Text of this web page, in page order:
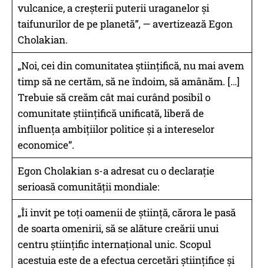
vulcanice, a creșterii puterii uraganelor și
taifunurilor de pe planetă”, — avertizează Egon
Cholakian.
„Noi, cei din comunitatea științifică, nu mai avem
timp să ne certăm, să ne îndoim, să amânăm. […]
Trebuie să creăm cât mai curând posibil o
comunitate științifică unificată, liberă de
influența ambițiilor politice și a intereselor
economice”.
Egon Cholakian s-a adresat cu o declarație
serioasă comunității mondiale:
„Îi invit pe toți oamenii de știință, cărora le pasă
de soarta omenirii, să se alăture creării unui
centru științific internațional unic. Scopul
acestuia este de a efectua cercetări științifice și